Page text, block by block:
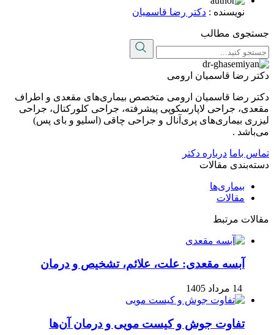
نویسنده : دکتر رضا قاسمیان
جستجوی مطالب
دکتر رضا قاسمیان ارومی
دکتر رضا قاسمیان ارومی متخصص بیماری‌های مقعدی و اطراف
مقعدی، جراحی لاپارسکوپی پیشرفته، جراحی کلورکتال، جراحی
لیزری بیماری‌های پری‌آنال و جراحی چاقی (اسلیو و بای پس)
می‌باشد .
تماس باما درباره دکتر
دسته‌بندی مقالات
بیماری‌ها
مقالات
مقالات مرتبط
آبسه مقعدی: علت، علائم، تشخیص و درمان
14 مرداد 1405
تفاوت جوش و کیست مویی و درمان آن‌ها